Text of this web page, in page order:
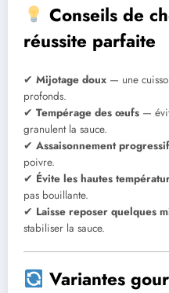
Conseils de
réussite parfaite
✔ Mijotage doux — une
profonds.
✔ Tempérage des œufs —
granulent la sauce.
✔ Assaisonnement progressif
poivre.
✔ Évite les hautes
pas bouillante.
✔ Laisse reposer quelques
stabiliser la sauce.
Variantes